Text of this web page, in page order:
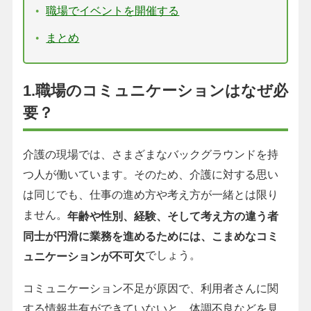
職場でイベントを開催する
まとめ
1.職場のコミュニケーションはなぜ必
要？
介護の現場では、さまざまなバックグラウンドを持
つ人が働いています。そのため、介護に対する思い
は同じでも、仕事の進め方や考え方が一緒とは限り
ません。 年齢や性別、経験、そして考え方の違う者
同士が円滑に業務を進めるためには、こまめなコミ
ュニケーションが不可欠でしょう。
コミュニケーション不足が原因で、利用者さんに関
する情報共有ができていないと、体調不良などを見